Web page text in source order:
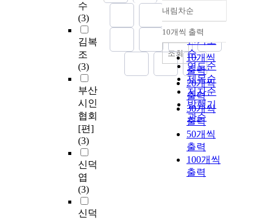
수
(3)
김복
조
(3)
부산
시인
협회
[편]
(3)
신덕
엽
(3)
신덕
정확도
순
인기도
순
연도순
제목순
저자순
발행기
관순
내림차순
내림차순
10개씩 출력
10개씩
출력
20개씩
출력
30개씩
출력
50개씩
출력
100개씩
출력
조회